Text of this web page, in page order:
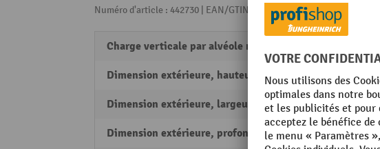
Numéro d'article : 442730 | EAN/GTIN: 3612971158238De la catégorie :
Charge verticale par alvéole max.
Dimension extérieure, hauteur 2500 mm
Dimension extérieure, largeur 1600 mm
Dimension extérieure, profondeur 1200 mm